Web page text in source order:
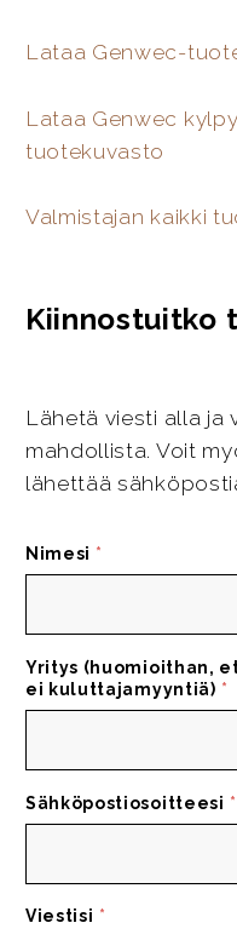
Lataa Genwec-
Lataa Genwec
tuotekuvasto
Valmistajan kaikki
Kiinnostuitko
Lähetä viesti alla ja
mahdollista. Voit
lähettää
Nimesi *
Yritys (huomioithan,
ei kuluttajamyyntiä) *
Sähköpostiosoitteesi *
Viestisi *